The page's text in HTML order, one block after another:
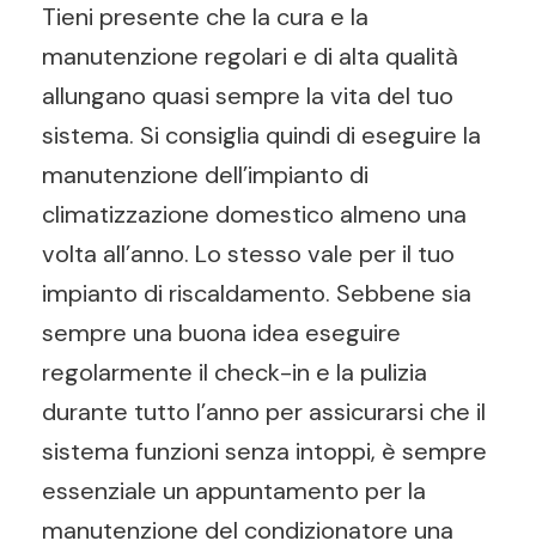
Tieni presente che la cura e la
manutenzione regolari e di alta qualità
allungano quasi sempre la vita del tuo
sistema. Si consiglia quindi di eseguire la
manutenzione dell’impianto di
climatizzazione domestico almeno una
volta all’anno. Lo stesso vale per il tuo
impianto di riscaldamento. Sebbene sia
sempre una buona idea eseguire
regolarmente il check-in e la pulizia
durante tutto l’anno per assicurarsi che il
sistema funzioni senza intoppi, è sempre
essenziale un appuntamento per la
manutenzione del condizionatore una